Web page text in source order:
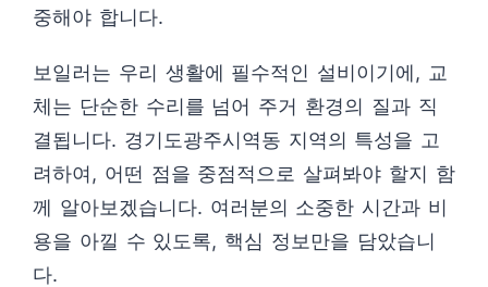
중해야 합니다.
보일러는 우리 생활에 필수적인 설비이기에, 교
체는 단순한 수리를 넘어 주거 환경의 질과 직
결됩니다. 경기도광주시역동 지역의 특성을 고
려하여, 어떤 점을 중점적으로 살펴봐야 할지 함
께 알아보겠습니다. 여러분의 소중한 시간과 비
용을 아낄 수 있도록, 핵심 정보만을 담았습니
다.